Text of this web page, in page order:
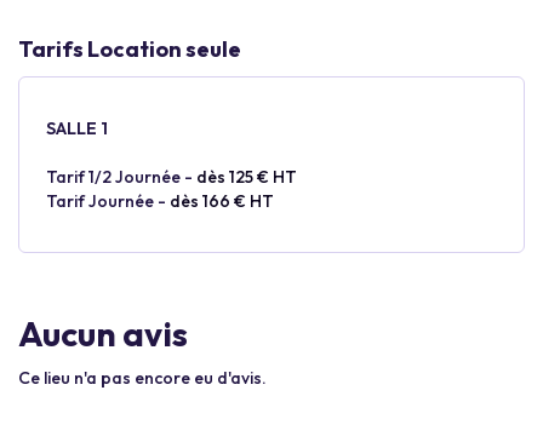
Tarifs Location seule
SALLE 1
Tarif 1/2 Journée - dès 125 € HT
Tarif Journée - dès 166 € HT
Aucun avis
Ce lieu n'a pas encore eu d'avis.